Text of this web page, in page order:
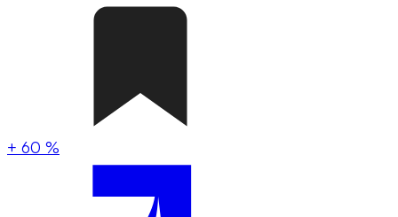
+ 60 %